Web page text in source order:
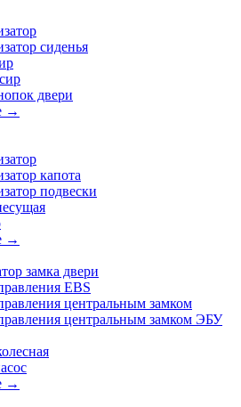
сиденья
двери
→
капота
подвески
→
замка двери
EBS
центральным замком
центральным замком ЭБУ
→